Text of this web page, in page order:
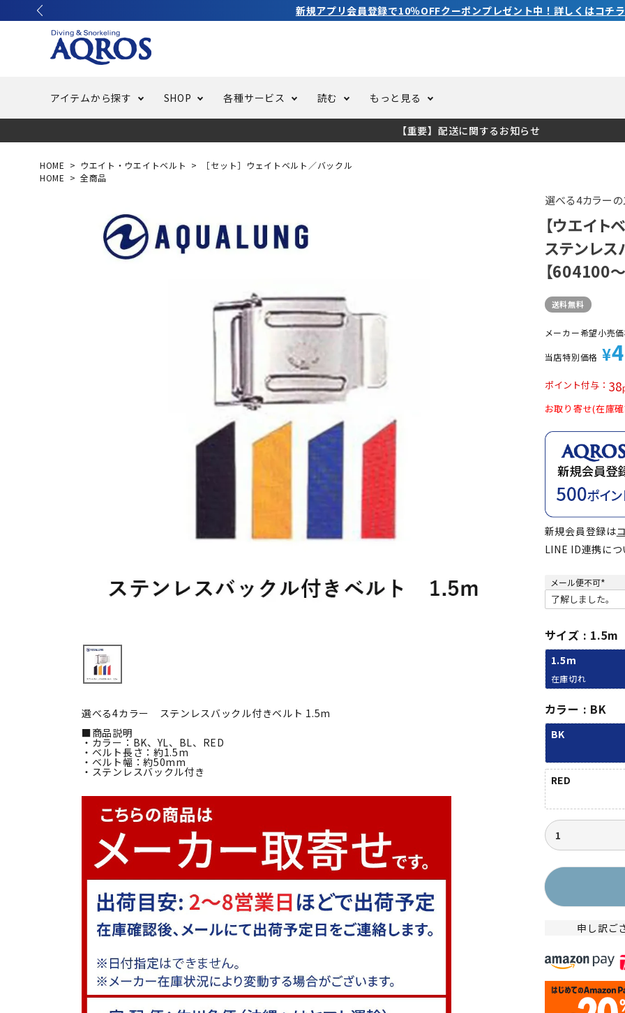
3,980円（税込）以上のご購入で送料無料！
アイテムから探す
水中ライト・ビデオライト
バッグ・ケース ウエイト・ウエイトベルト アクセサリー
店舗限定商品
SHOP 各種サービス 読む
今コレ愛用してます！
もっと見る
海の遊びをもっと知る
【重要】配送に関するお知らせ
HOME ウエイト・ウエイトベルト
［セット］ウェイトベルト／バックル
HOME
全商品
選べる4カラー ステンレスバックル付きベルト 1.5m
■商品説明
・カラー：BK、YL、BL、RED
・ベルト長さ：約1.5m
・ベルト幅：約50mm
・ステンレスバックル付き
選べる4カラー
【ウエイト
ステンレス
【604100
送料無料
メーカー希望小売
当店特別価格 ¥
38
ポイント付与
お取り寄せ(在庫
新規会員登録は
LINE ID連携に
メール便不可
(
必
須
サイズ 1.5m
1.5m
在庫切れ
カラー BK
BK
RED
申し訳ご